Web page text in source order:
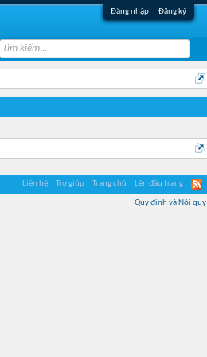
Đăng nhập Đăng ký
Liên hệ Trợ giúp Trang chủ Lên đầu trang
Quy định và Nội quy